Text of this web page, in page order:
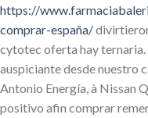
https://
comprar-españa/
cytotec oferta hay
auspiciante desde nuestro
Antonio Energía, à Nissan
positivo afin comprar